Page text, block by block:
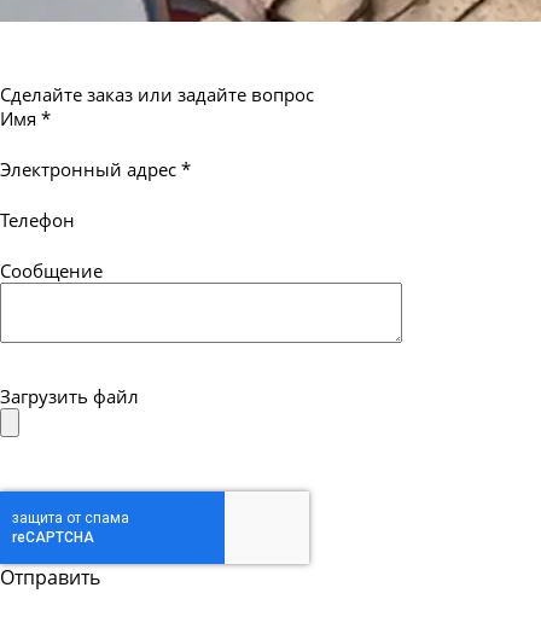
Сделайте заказ или задайте вопрос
Имя *
Электронный адрес *
Телефон
Сообщение
Загрузить файл